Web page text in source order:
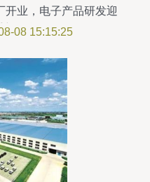
开业，电子产品研发迎
新引擎
08 15:15:25